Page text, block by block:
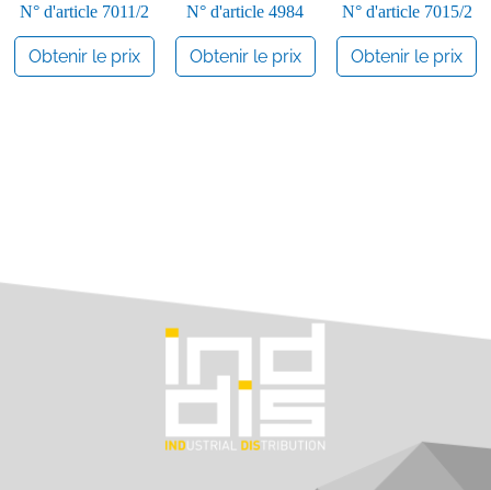
N° d'article 7011/2
Obtenir le prix
N° d'article 4984
Obtenir le prix
N° d'article 7015/2
Obtenir le prix